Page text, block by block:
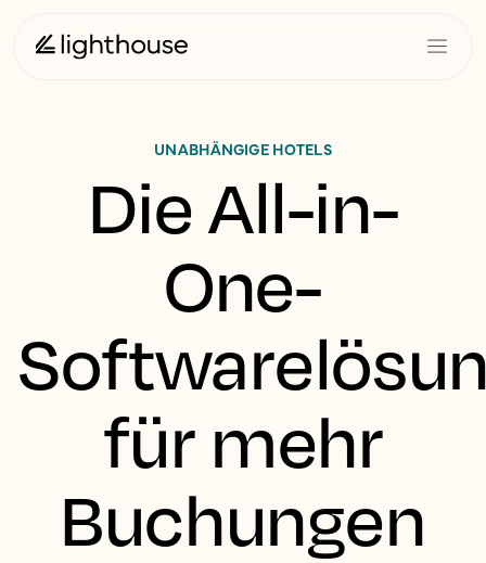
UNABHÄNGIGE HOTELS
Die All-in-
One-
für mehr
Buchungen